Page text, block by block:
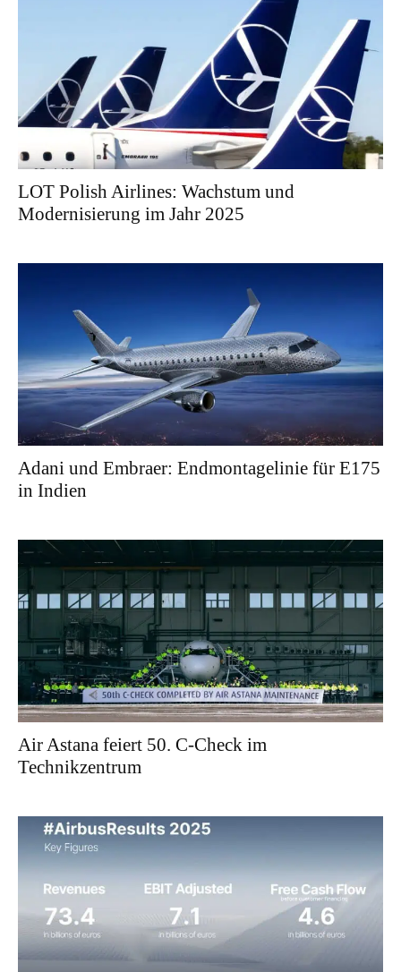
LOT Polish Airlines: Wachstum und
Modernisierung im Jahr 2025
Adani und Embraer: Endmontagelinie für E175
in Indien
Air Astana feiert 50. C-Check im
Technikzentrum